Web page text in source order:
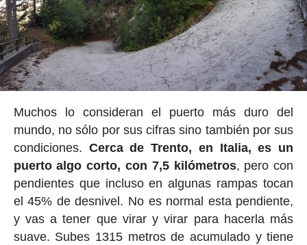
Muchos lo consideran el puerto más duro del
mundo, no sólo por sus cifras sino también por sus
condiciones. Cerca de Trento, en Italia, es un
puerto algo corto, con 7,5 kilómetros, pero con
pendientes que incluso en algunas rampas tocan
el 45% de desnivel. No es normal esta pendiente,
y vas a tener que virar y virar para hacerla más
suave. Subes 1315 metros de acumulado y tiene